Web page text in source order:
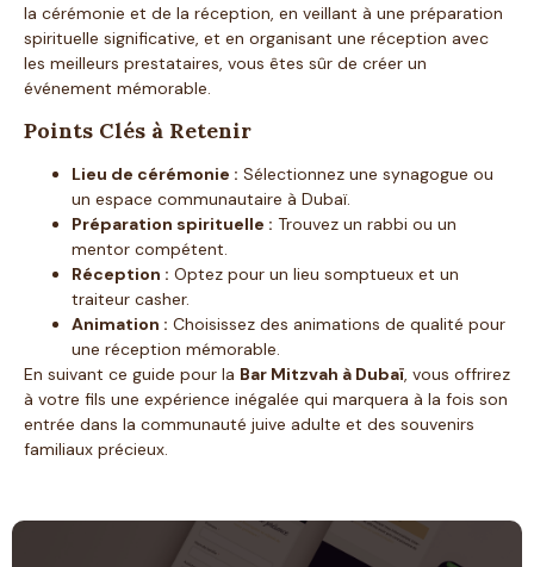
la cérémonie et de la réception, en veillant à une préparation
spirituelle significative, et en organisant une réception avec
les meilleurs prestataires, vous êtes sûr de créer un
événement mémorable.
Points Clés à Retenir
Lieu de cérémonie : Sélectionnez une synagogue ou
un espace communautaire à Dubaï.
Préparation spirituelle : Trouvez un rabbi ou un
mentor compétent.
Réception : Optez pour un lieu somptueux et un
traiteur casher.
Animation : Choisissez des animations de qualité pour
une réception mémorable.
En suivant ce guide pour la Bar Mitzvah à Dubaï, vous offrirez
à votre fils une expérience inégalée qui marquera à la fois son
entrée dans la communauté juive adulte et des souvenirs
familiaux précieux.